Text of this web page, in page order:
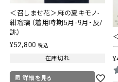
＜召しませ花＞麻の夏キモノ-
紺瑠璃（着用時期5月-9月・反/
誂）
¥52,800 税込
在庫切れ
詳細を見る
¥